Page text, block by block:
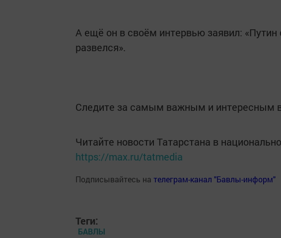
А ещё он в своём интервью заявил:
развелся».
Следите за самым важным и интересным
Читайте новости Татарстана в
https://max.ru/tatmedia
Подписывайтесь на телеграм-канал "Бавлы-информ"
Теги:
БАВЛЫ